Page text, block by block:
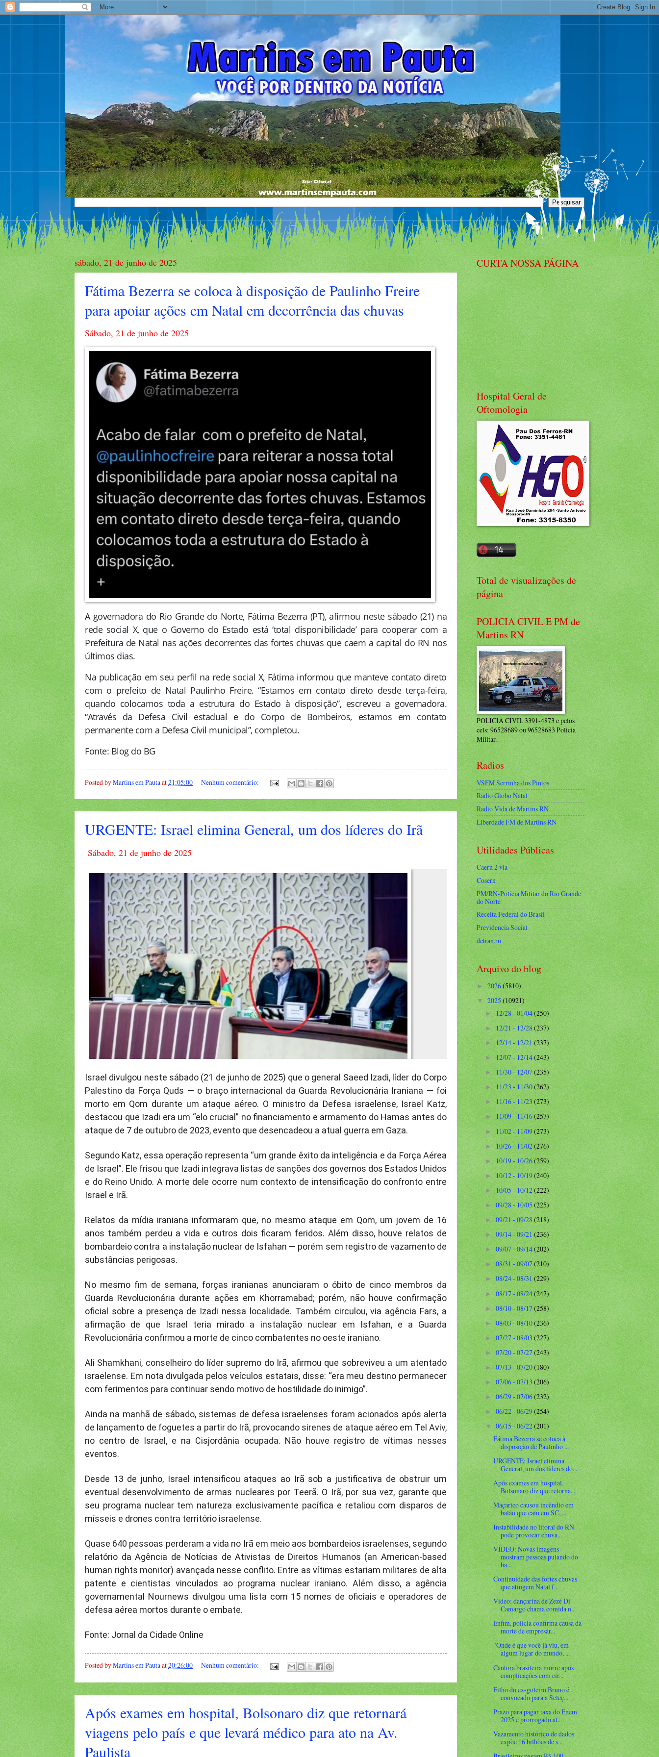
sábado, 21 de junho de 2025
Fátima Bezerra se coloca à disposição de Paulinho Freire
para apoiar ações em Natal em decorrência das chuvas
Sábado, 21 de junho de 2025
A governadora do Rio Grande do Norte, Fátima Bezerra (PT), afirmou neste sábado (21) na
rede social X, que o Governo do Estado está ‘total disponibilidade’ para cooperar com a
Prefeitura de Natal nas ações decorrentes das fortes chuvas que caem a capital do RN nos
últimos dias.
Na publicação em seu perfil na rede social X, Fátima informou que manteve contato direto
com o prefeito de Natal Paulinho Freire. “Estamos em contato direto desde terça-feira,
quando colocamos toda a estrutura do Estado à disposição”, escreveu a governadora.
“Através da Defesa Civil estadual e do Corpo de Bombeiros, estamos em contato
permanente com a Defesa Civil municipal”, completou.
Fonte: Blog do BG
Posted byMartins em Pautaat21:05:00 Nenhum comentário:
URGENTE: Israel elimina General, um dos líderes do Irã
Sábado, 21 de junho de 2025
Israel divulgou neste sábado (21 de junho de 2025) que o general Saeed Izadi, líder do Corpo
Palestino da Força Quds — o braço internacional da Guarda Revolucionária Iraniana — foi
morto em Qom durante um ataque aéreo. O ministro da Defesa israelense, Israel Katz,
destacou que Izadi era um “elo crucial” no financiamento e armamento do Hamas antes do
ataque de 7 de outubro de 2023, evento que desencadeou a atual guerra em Gaza.
Segundo Katz, essa operação representa “um grande êxito da inteligência e da Força Aérea
de Israel”. Ele frisou que Izadi integrava listas de sanções dos governos dos Estados Unidos
e do Reino Unido. A morte dele ocorre num contexto de intensificação do confronto entre
Israel e Irã.
Relatos da mídia iraniana informaram que, no mesmo ataque em Qom, um jovem de 16
anos também perdeu a vida e outros dois ficaram feridos. Além disso, houve relatos de
bombardeio contra a instalação nuclear de Isfahan — porém sem registro de vazamento de
substâncias perigosas.
No mesmo fim de semana, forças iranianas anunciaram o óbito de cinco membros da
Guarda Revolucionária durante ações em Khorramabad; porém, não houve confirmação
oficial sobre a presença de Izadi nessa localidade. Também circulou, via agência Fars, a
afirmação de que Israel teria mirado a instalação nuclear em Isfahan, e a Guarda
Revolucionária confirmou a morte de cinco combatentes no oeste iraniano.
Ali Shamkhani, conselheiro do líder supremo do Irã, afirmou que sobreviveu a um atentado
israelense. Em nota divulgada pelos veículos estatais, disse: “era meu destino permanecer
com ferimentos para continuar sendo motivo de hostilidade do inimigo”.
Ainda na manhã de sábado, sistemas de defesa israelenses foram acionados após alerta
de lançamento de foguetes a partir do Irã, provocando sirenes de ataque aéreo em Tel Aviv,
no centro de Israel, e na Cisjordânia ocupada. Não houve registro de vítimas nesses
eventos.
Desde 13 de junho, Israel intensificou ataques ao Irã sob a justificativa de obstruir um
eventual desenvolvimento de armas nucleares por Teerã. O Irã, por sua vez, garante que
seu programa nuclear tem natureza exclusivamente pacífica e retaliou com disparos de
mísseis e drones contra território israelense.
Quase 640 pessoas perderam a vida no Irã em meio aos bombardeios israelenses, segundo
relatório da Agência de Notícias de Ativistas de Direitos Humanos (an American-based
human rights monitor) avançada nesse conflito. Entre as vítimas estariam militares de alta
patente e cientistas vinculados ao programa nuclear iraniano. Além disso, a agência
governamental Nournews divulgou uma lista com 15 nomes de oficiais e operadores de
defesa aérea mortos durante o embate.
Fonte: Jornal da Cidade Online
Posted byMartins em Pautaat20:26:00 Nenhum comentário:
Após exames em hospital, Bolsonaro diz que retornará
viagens pelo país e que levará médico para ato na Av.
Paulista
CURTA NOSSA PÁGINA
Hospital Geral de
Oftomologia
Total de visualizações de
página
POLICIA CIVIL E PM de
Martins RN
POLICIA CIVIL 3391-4873 e pelos
cels: 96528689 ou 96528683 Policia
Militar.
Radios
VSFM Serrinha dos Pintos
Radio Globo Natal
Radio Vida de Martins RN
Liberdade FM de Martins RN
Utilidades Públicas
Caern 2 via
Cosern
PM/RN-Polícia Militar do Rio Grande
do Norte
Receita Federal do Brasíl
Previdencia Social
detran.rn
Arquivo do blog
► 2026(5810)
▼2025(10921)
►12/28 - 01/04(250)
►12/21 - 12/28(237)
►12/14 - 12/21(237)
►12/07 - 12/14(243)
►11/30 - 12/07(235)
►11/23 - 11/30(262)
►11/16 - 11/23(273)
► 11/09 - 11/16(257)
►11/02 - 11/09(273)
►10/26 - 11/02(276)
►10/19 - 10/26(259)
►10/12 - 10/19(240)
►10/05 - 10/12(222)
►09/28 - 10/05(225)
►09/21 - 09/28(218)
►09/14 - 09/21(236)
►09/07 - 09/14(202)
► 08/31 - 09/07(210)
►08/24 - 08/31(229)
►08/17 - 08/24(247)
►08/10 - 08/17(258)
►08/03 - 08/10(236)
►07/27 - 08/03(227)
► 07/20 - 07/27(243)
►07/13 - 07/20(180)
►07/06 - 07/13(206)
►06/29 - 07/06(232)
► 06/22 - 06/29(254)
▼06/15 - 06/22(201)
Fátima Bezerra se coloca à
disposição de Paulinho ...
URGENTE: Israel elimina
General, um dos líderes do...
Após exames em hospital,
Bolsonaro diz que retorna...
Maçarico causou incêndio em
balão que caiu em SC, ...
Instabilidade no litoral do RN
pode provocar chuva...
VÍDEO: Novas imagens
mostram pessoas pulando do
ba...
Continuidade das fortes chuvas
que atingem Natal f...
Vídeo: dançarina de Zezé Di
Camargo chama comida n...
Enfim, polícia confirma causa da
morte de empresár...
"Onde é que você já viu, em
algum lugar do mundo, ...
Cantora brasileira morre após
complicações com cir...
Filho do ex-goleiro Bruno é
convocado para a Seleç...
Prazo para pagar taxa do Enem
2025 é prorrogado at...
Vazamento histórico de dados
expõe 16 bilhões de s...